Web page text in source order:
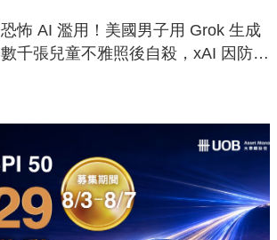
恐怖 AI 濫用！美國男子用 Grok 生成
數千張兒童不雅照後自殺，xAI 因防護